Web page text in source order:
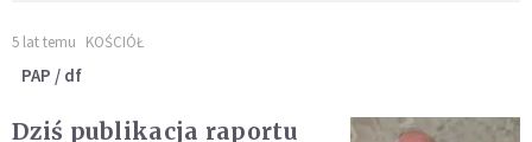
5 lat temu KOŚCIÓŁ
PAP / df
Dziś publikacja raportu